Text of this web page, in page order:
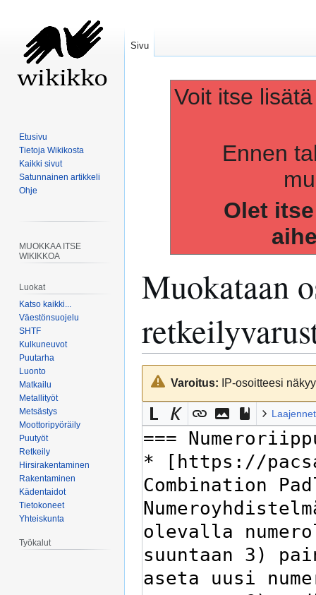
Voit itse
Ennen
Olet
Muokataan
Siirry
navigaatioon
Siirry
hakuunVaroitus: IP-osoitteesi
Sivu
Etusivu
Tietoja Wikikosta
Kaikki sivut
Satunnainen artikkeli
Ohje
MUOKKAA ITSE
WIKIKKOA
Luokat
Katso kaikki...
Väestönsuojelu
SHTF
Kulkuneuvot
Puutarha
Luonto
Matkailu
Metallityöt
Metsästys
Moottoripyöräily
Puutyöt
Retkeily
Hirsirakentaminen
Rakentaminen
Kädentaidot
Tietokoneet
Yhteiskunta
Työkalut